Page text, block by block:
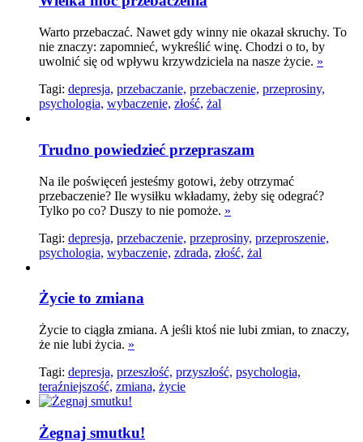
Warto przebaczać. Nawet gdy winny nie okazał skruchy. To
nie znaczy: zapomnieć, wykreślić winę. Chodzi o to, by
uwolnić się od wpływu krzywdziciela na nasze życie. »
Tagi: depresja, przebaczanie, przebaczenie, przeprosiny,
psychologia, wybaczenie, złość, żal
Trudno powiedzieć przepraszam
Na ile poświęceń jesteśmy gotowi, żeby otrzymać
przebaczenie? Ile wysiłku wkładamy, żeby się odegrać?
Tylko po co? Duszy to nie pomoże. »
Tagi: depresja, przebaczenie, przeprosiny, przeproszenie,
psychologia, wybaczenie, zdrada, złość, żal
Życie to zmiana
Życie to ciągła zmiana. A jeśli ktoś nie lubi zmian, to znaczy,
że nie lubi życia. »
Tagi: depresja, przeszłość, przyszłość, psychologia,
teraźniejszość, zmiana, życie
Żegnaj smutku!